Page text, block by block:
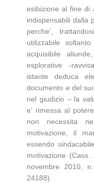
esibizione al fine di
indispensabili dalla
perche’,
utilizzabile
acquisibile
esplorative -
istante deduca
documento e del
nel giudizio – la
e’ rimessa al
non necessita
motivazione, il
essendo
motivazione
novembre 2010,
24188).